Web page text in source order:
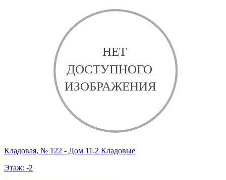
Кладовая, № 122 - Дом 11.2 Кладовые
Этаж: -2